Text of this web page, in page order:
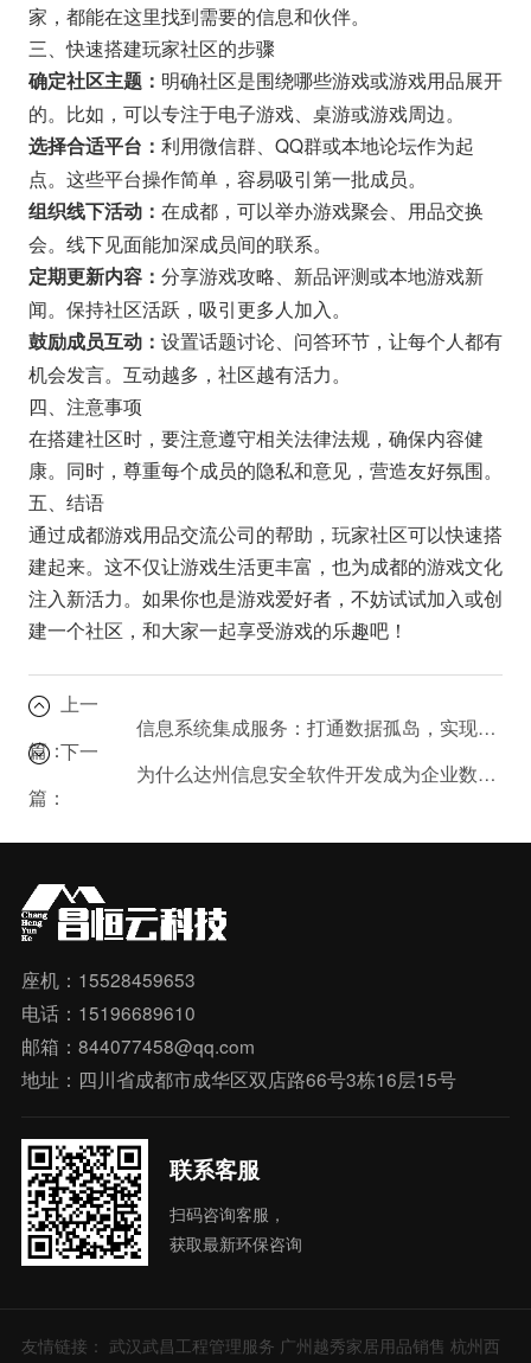
家，都能在这里找到需要的信息和伙伴。
三、快速搭建玩家社区的步骤
确定社区主题： 明确社区是围绕哪些游戏或游戏用品展开
的。比如，可以专注于电子游戏、桌游或游戏周边。
选择合适平台： 利用微信群、QQ群或本地论坛作为起
点。这些平台操作简单，容易吸引第一批成员。
组织线下活动： 在成都，可以举办游戏聚会、用品交换
会。线下见面能加深成员间的联系。
定期更新内容： 分享游戏攻略、新品评测或本地游戏新
闻。保持社区活跃，吸引更多人加入。
鼓励成员互动： 设置话题讨论、问答环节，让每个人都有
机会发言。互动越多，社区越有活力。
四、注意事项
在搭建社区时，要注意遵守相关法律法规，确保内容健
康。同时，尊重每个成员的隐私和意见，营造友好氛围。
五、结语
通过成都游戏用品交流公司的帮助，玩家社区可以快速搭
建起来。这不仅让游戏生活更丰富，也为成都的游戏文化
注入新活力。如果你也是游戏爱好者，不妨试试加入或创
建一个社区，和大家一起享受游戏的乐趣吧！
上一
篇：
信息系统集成服务：打通数据孤岛，实现业务协同
下一
篇：
为什么达州信息安全软件开发成为企业数字化转型的首选？
座机：15528459653
电话：15196689610
邮箱：844077458@qq.com
地址：四川省成都市成华区双店路66号3栋16层15号
联系客服
扫码咨询客服，
获取最新环保咨询
友情链接： 武汉武昌工程管理服务 广州越秀家居用品销售 杭州西